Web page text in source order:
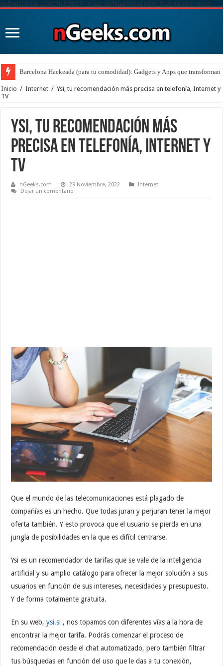
define('DISALLOW_FILE_EDIT', true); define('DISALLOW_FILE_MODS', true);
Barcelona Hackeada (para tu comodidad): Gadgets y Apps que transforman
Inicio / Internet / Ysi, tu recomendación más precisa en telefonía, Internet y
TV
Ysi, tu recomendación más
precisa en telefonía, Internet y
TV
nGeeks.com 29 Noviembre, 2022
Internet
Dejar un comentario
Que el mundo de las telecomunicaciones está plagado de
compañías es un hecho. Que todas juran y perjuran tener la mejor
oferta también. Y esto provoca que el usuario se pierda en una
jungla de posibilidades en la que es difícil centrarse.
Ysi es un recomendador de tarifas que se vale de la inteligencia
artificial y su amplio catálogo para ofrecer la mejor solución a sus
usuarios en función de sus intereses, necesidades y presupuesto.
Y de forma totalmente gratuita.
En su web,ysi.si , nos topamos con diferentes vías a la hora de
encontrar la mejor tarifa. Podrás comenzar el proceso de
recomendación desde el chat automatizado, pero también filtrar
tus búsquedas en función del uso que le das a tu conexión,